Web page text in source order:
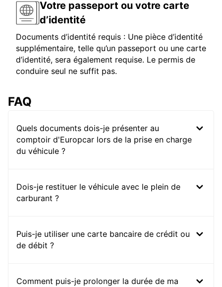
Votre passeport ou votre carte
d’identité
Documents d’identité requis : Une pièce d’identité
supplémentaire, telle qu’un passeport ou une carte
d’identité, sera également requise. Le permis de
conduire seul ne suffit pas.
FAQ
Quels documents dois-je présenter au
comptoir d'Europcar lors de la prise en charge
du véhicule ?
Dois-je restituer le véhicule avec le plein de
carburant ?
Puis-je utiliser une carte bancaire de crédit ou
de débit ?
Comment puis-je prolonger la durée de ma